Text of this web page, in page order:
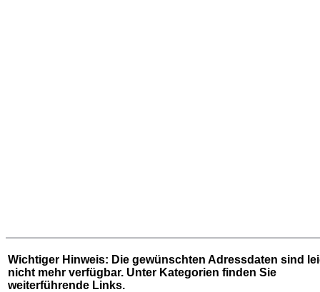
Wichtiger Hinweis: Die gewünschten Adressdaten sind
nicht mehr verfügbar. Unter Kategorien finden Sie
weiterführende Links.